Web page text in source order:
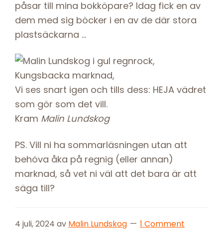
påsar till mina bokköpare? Idag fick en av
dem med sig böcker i en av de där stora
plastsäckarna …
Vi ses snart igen och tills dess: HEJA vädret
som gör som det vill.
Kram Malin Lundskog
PS. Vill ni ha sommarläsningen utan att
behöva åka på regnig (eller annan)
marknad, så vet ni väl att det bara är att
säga till?
4 juli, 2024 av Malin Lundskog 1 Comment